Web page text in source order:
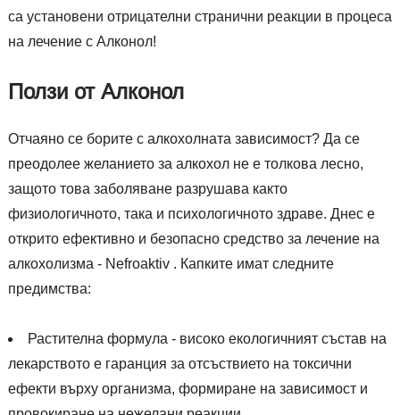
са установени отрицателни странични реакции в процеса
на лечение с Алконол!
Ползи от Алконол
Отчаяно се борите с алкохолната зависимост? Да се
преодолее желанието за алкохол не е толкова лесно,
защото това заболяване разрушава както
физиологичното, така и психологичното здраве. Днес е
открито ефективно и безопасно средство за лечение на
алкохолизма - Nefroaktiv . Капките имат следните
предимства:
Растителна формула - високо екологичният състав на
лекарството е гаранция за отсъствието на токсични
ефекти върху организма, формиране на зависимост и